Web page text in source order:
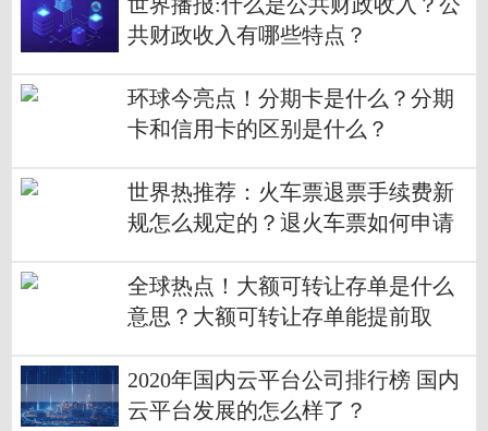
世界播报:什么是公共财政收入？公
共财政收入有哪些特点？
环球今亮点！分期卡是什么？分期
卡和信用卡的区别是什么？
世界热推荐：火车票退票手续费新
规怎么规定的？退火车票如何申请
全球热点！大额可转让存单是什么
意思？大额可转让存单能提前取
2020年国内云平台公司排行榜 国内
云平台发展的怎么样了？